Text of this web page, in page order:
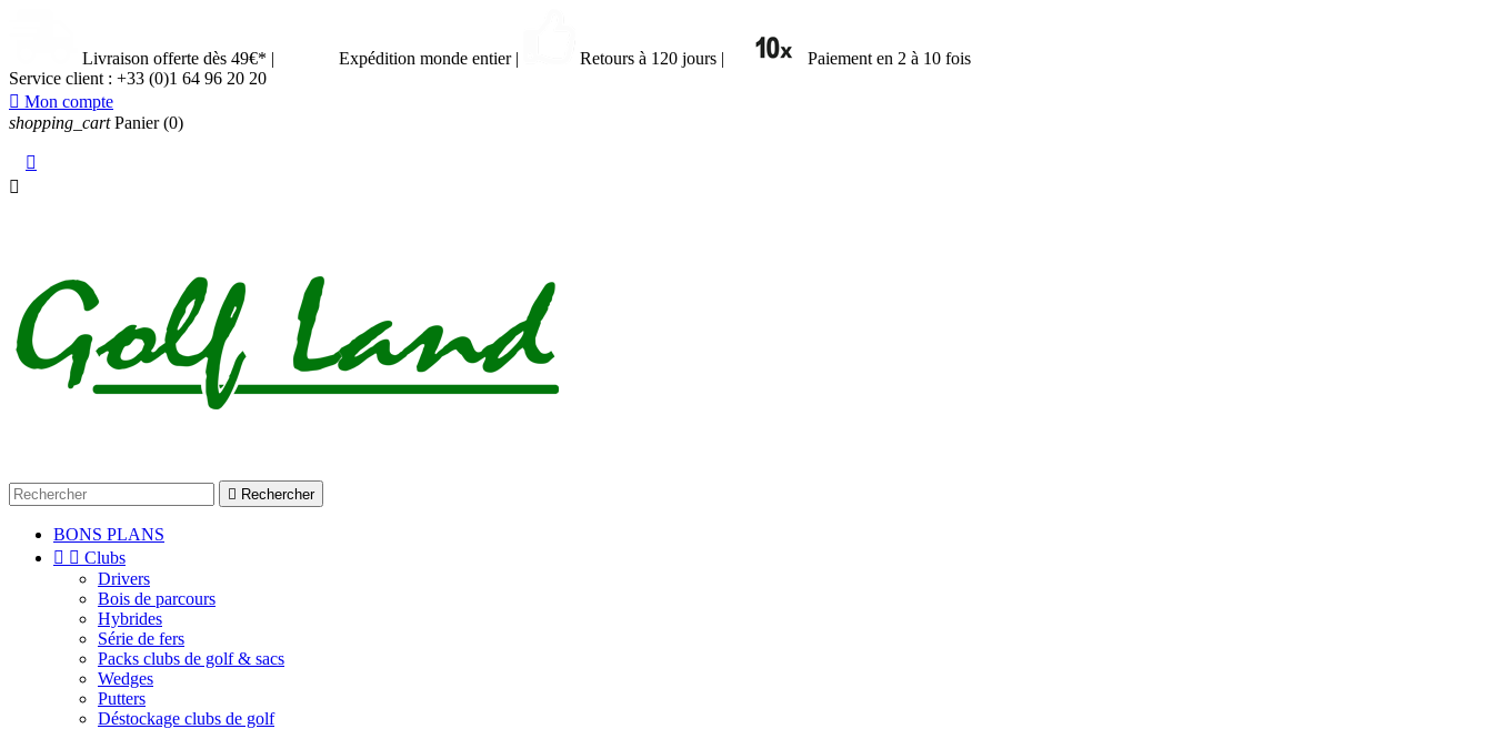
Livraison offerte dès 49€* | Expédition monde entier | Retours à 120 jours |
Paiement en 2 à 10 fois
Service client : +33 (0)1 64 96 20 20
 Mon compte
shopping_cart Panier (0)


 Rechercher
BONS PLANS
  Clubs
Drivers
Bois de parcours
Hybrides
Série de fers
Packs clubs de golf & sacs
Wedges
Putters
Déstockage clubs de golf